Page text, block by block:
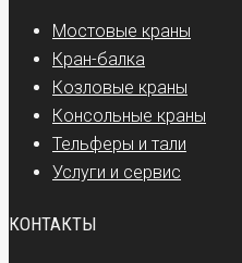
Мостовые краны
Кран-балка
Козловые краны
Консольные краны
Тельферы и тали
Услуги и сервис
КОНТАКТЫ